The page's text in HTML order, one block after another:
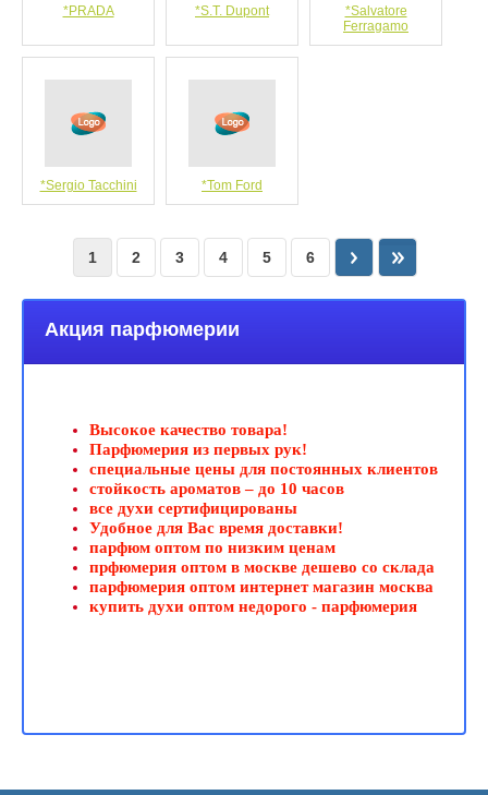
*PRADA *S.T. Dupont
*Salvatore
Ferragamо
*Sergio Tacchini *Tom Ford
1 2 3 4 5 6
Акция парфюмерии
Высокое качество товара!
Парфюмерия из первых рук!
специальные цены для постоянных клиентов
стойкость ароматов – до 10 часов
все духи сертифицированы
Удобное для Вас время доставки!
парфюм оптом по низким ценам
прфюмерия оптом в москве дешево со склада
парфюмерия оптом интернет магазин москва
купить духи оптом недорого - парфюмерия